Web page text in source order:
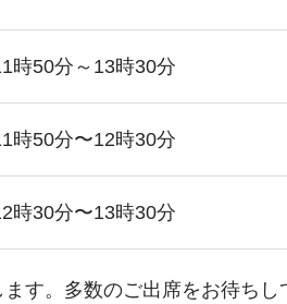
時50分～13時30分
時50分〜12時30分
時30分〜13時30分
す。多数のご出席をお待ち